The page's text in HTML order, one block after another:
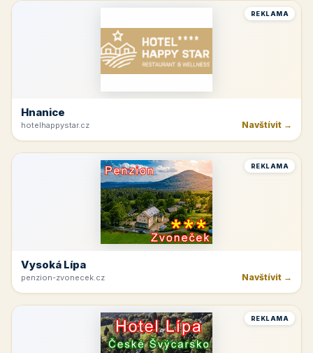
REKLAMA
Hnanice
hotelhappystar.cz Navštívit →
REKLAMA
Vysoká Lípa
penzion-zvonecek.cz Navštívit →
REKLAMA